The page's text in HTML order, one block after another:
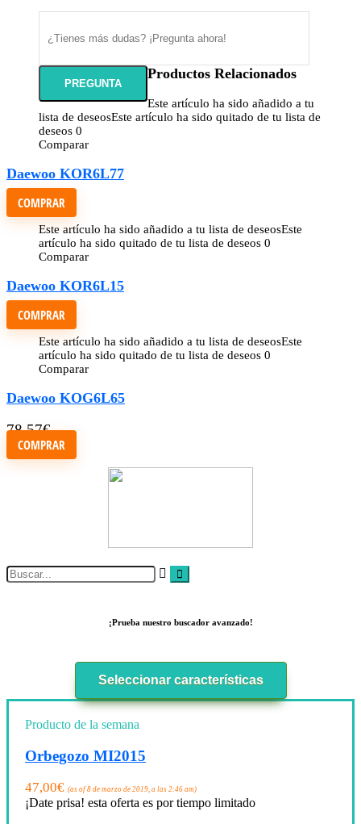
Productos Relacionados
Este artículo ha sido añadido a tu
lista de deseosEste artículo ha sido quitado de tu lista de
deseos 0
Comparar
Daewoo KOR6L77
COMPRAR
Este artículo ha sido añadido a tu lista de deseosEste
artículo ha sido quitado de tu lista de deseos 0
Comparar
Daewoo KOR6L15
COMPRAR
Este artículo ha sido añadido a tu lista de deseosEste
artículo ha sido quitado de tu lista de deseos 0
Comparar
Daewoo KOG6L65
78,57€
COMPRAR
¡Prueba nuestro buscador avanzado!
Seleccionar características
Producto de la semana
Orbegozo MI2015
47,00€ (as of 8 de marzo de 2019, a las 2:46 am)
¡Date prisa! esta oferta es por tiempo limitado